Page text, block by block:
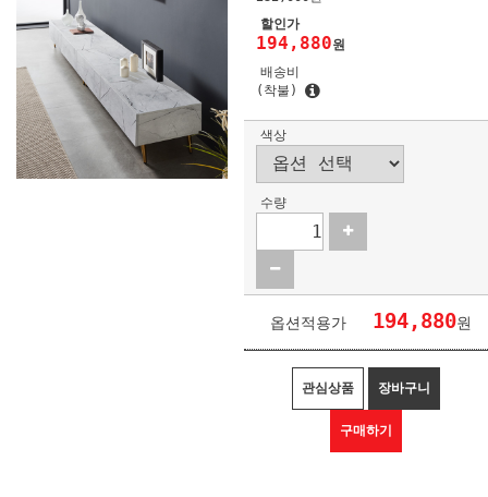
할인가
194,880원
배송비
(착불)
색상
수량
옵션적용가 194,880원
관심상품 장바구니
구매하기